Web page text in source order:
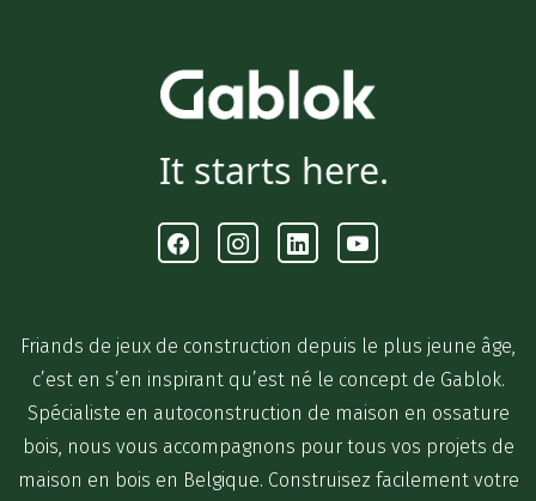
It starts here.
FacebookInstagramLinkedinYoutube
Friands de jeux de construction depuis le plus jeune âge,
c’est en s’en inspirant qu’est né le concept de Gablok.
Spécialiste en autoconstruction de maison en ossature
bois, nous vous accompagnons pour tous vos projets de
maison en bois en Belgique. Construisez facilement votre